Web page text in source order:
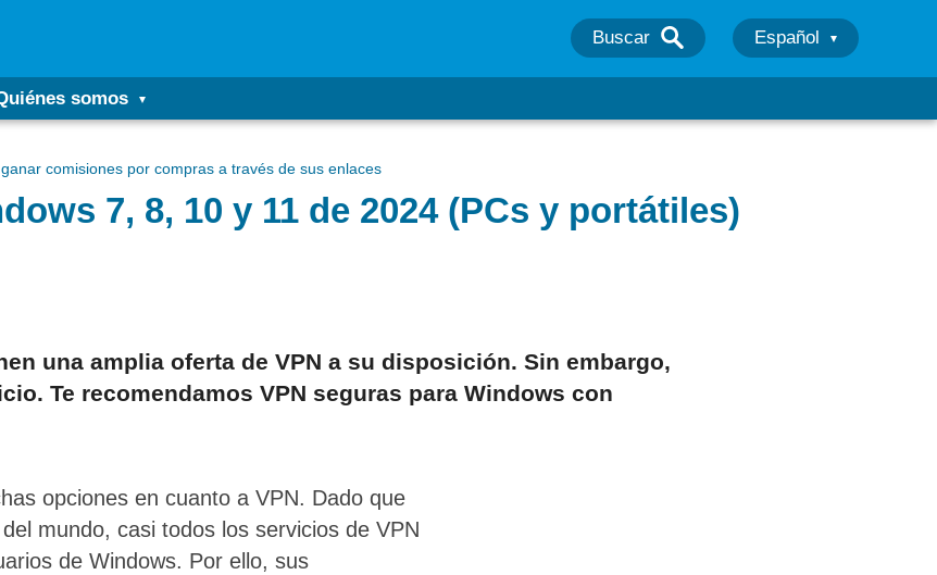
Buscar Español
somos
comisiones por compras a través de sus enlaces
7, 8, 10 y 11 de 2024 (PCs y portátiles)
una amplia oferta de VPN a su disposición. Sin embargo,
Te recomendamos VPN seguras para Windows con
opciones en cuanto a VPN. Dado que
mundo, casi todos los servicios de VPN
de Windows. Por ello, sus